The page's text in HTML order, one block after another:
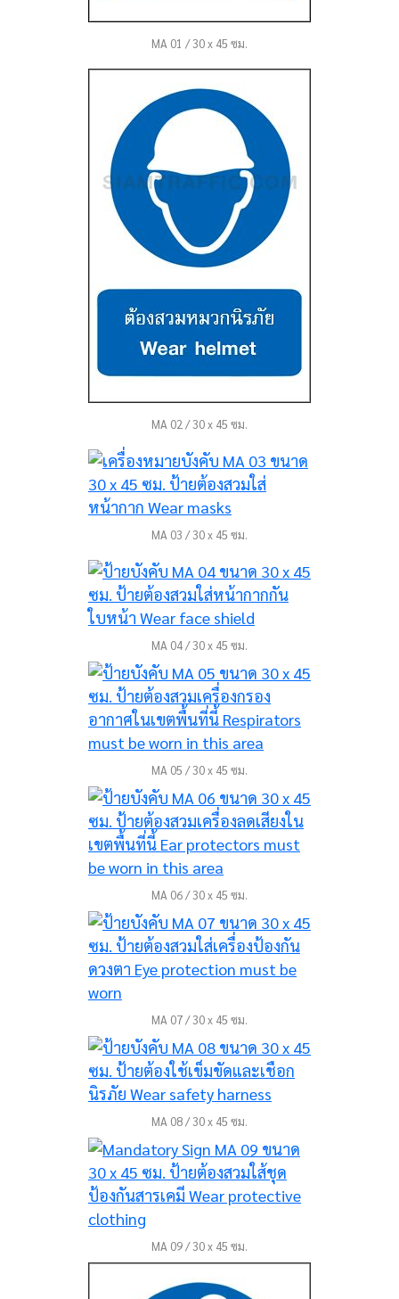
MA 01 / 30 x 45 ซม.
MA 02 / 30 x 45 ซม.
MA 03 / 30 x 45 ซม.
MA 04 / 30 x 45 ซม.
MA 05 / 30 x 45 ซม.
MA 06 / 30 x 45 ซม.
MA 07 / 30 x 45 ซม.
MA 08 / 30 x 45 ซม.
MA 09 / 30 x 45 ซม.